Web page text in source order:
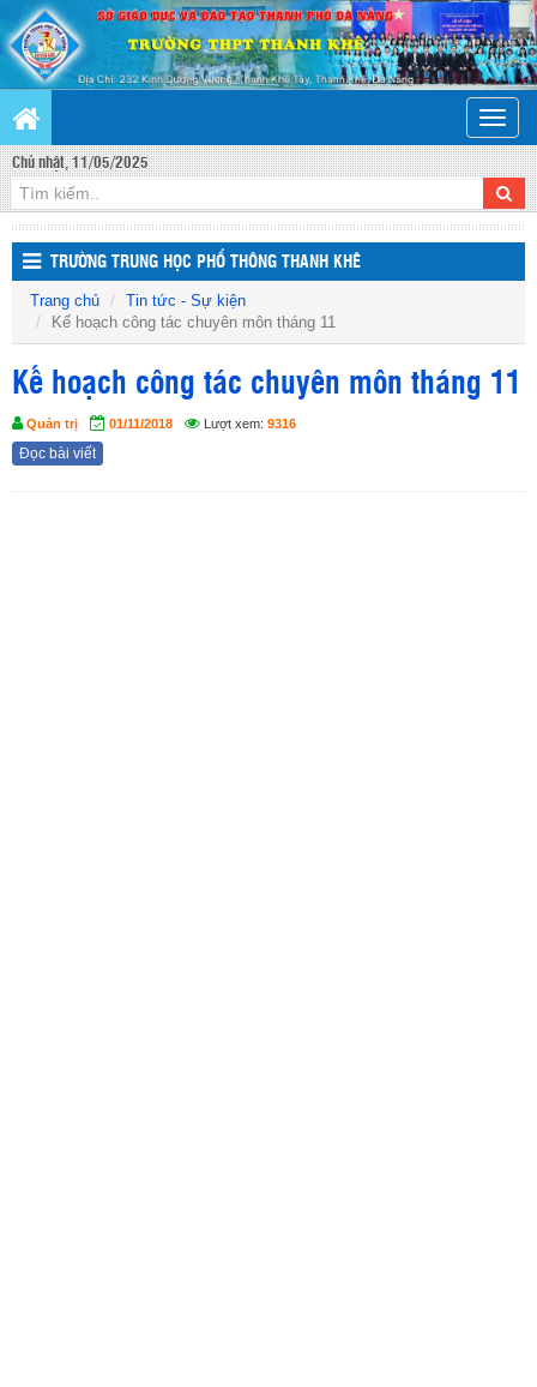
Toggle
Chủ nhật, 11/05/2025
TRƯỜNG TRUNG HỌC PHỔ THÔNG THANH KHÊ
Trang chủ
Tin tức - Sự kiện
Kế hoạch công tác chuyên môn tháng 11
Kế hoạch công tác chuyên môn tháng 11
Quản trị 01/11/2018 Lượt xem: 9316
Đọc bài viết